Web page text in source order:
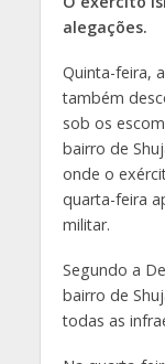
alegações.
Quinta-feira,
também
sob os
bairro de
onde o
quarta-feira
militar.
Segundo a
bairro de
todas as